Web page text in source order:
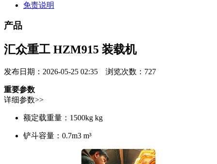
免责说明
产品
汇众重工 HZM915 装载机
发布日期：2026-05-25 02:35 浏览次数： 727
重要参数
详细参数>>
额定载重量： 1500kg kg
铲斗容量： 0.7m3 m³